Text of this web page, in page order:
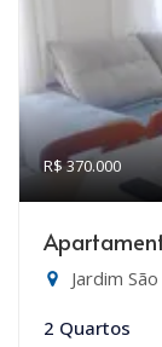
R$ 370.000
Jardim
2 Quartos